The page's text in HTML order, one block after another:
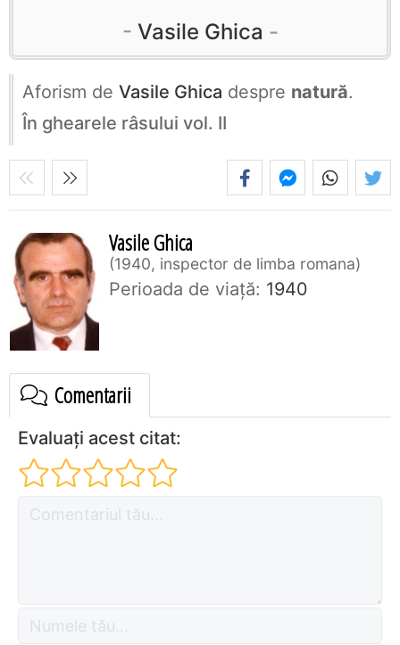
Vasile Ghica
Aforism de Vasile Ghica despre natură.
În ghearele râsului vol. II
Vasile Ghica
1940, inspector de limba romana
Perioada de viaţă: 1940
Comentarii
Evaluați acest citat: